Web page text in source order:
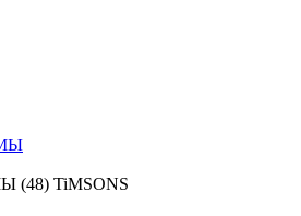
(48) TiMSONS